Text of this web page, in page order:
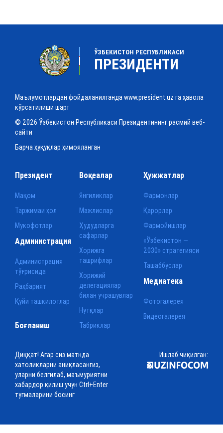
ЎЗБЕКИСТОН РЕСПУБЛИКАСИ
ПРЕЗИДЕНТИ
Маълумотлардан фойдаланилганда www.president.uz га ҳавола
кўрсатилиши шарт
© 2026 Ўзбекистон Республикаси Президентининг расмий веб-
сайти
Барча ҳуқуқлар ҳимояланган
Президент
Мақом
Таржимаи ҳол
Мукофотлар
Воқеалар
Янгиликлар
Мажлислар
Ҳудудларга
сафарлар
Хорижга
ташрифлар
Хорижий
делегациялар
билан учрашувлар
Нутқлар
Табриклар
Ҳужжатлар
Фармонлар
Қарорлар
Фармойишлар
«Ўзбекистон —
2030» стратегияси
Ташаббуслар
Администрация
Администрация
тўғрисида
Раҳбарият
Қуйи ташкилотлар
Медиатека
Фотогалерея
Видеогалерея
Боғланиш
Диққат! Агар сиз матнда
хатоликларни аниқласангиз,
уларни белгилаб, маъмуриятни
хабардор қилиш учун Ctrl+Enter
тугмаларини босинг
Ишлаб чиқилган: